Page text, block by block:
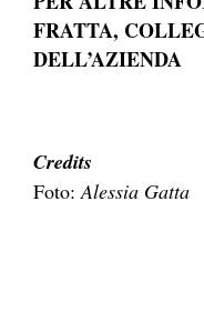
FRATTA,
DELL’AZIENDA
Credits
Foto: Alessia Gatta